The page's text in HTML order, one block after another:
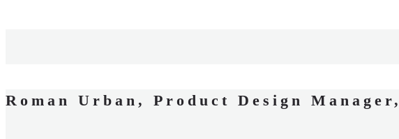
Roman Urban, Product Design